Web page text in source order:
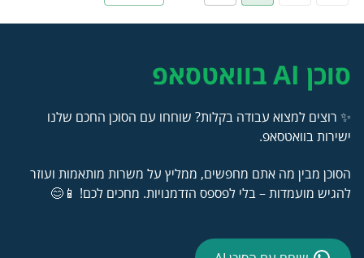
סוכן AI בוואטסאפ
✨ רוצים למצוא עבודה בקלות? שוחחו עם הסוכן החכם שלנו
ישירות בוואטסאפ.
הסוכן מבין מה אתם מחפשים, ממליץ על משרות מותאמות ועוזר
להגיש מועמדות – בלי לפספס הזדמנויות. מחכים לכם! 📱😊